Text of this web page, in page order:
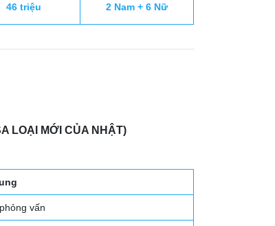
46 triệu 2 Nam + 6 Nữ
LOẠI MỚI CỦA NHẬT)
vấn